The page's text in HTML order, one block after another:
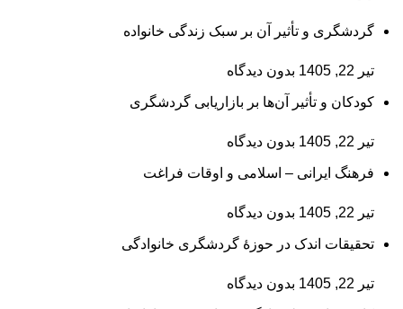
گردشگری و تأثیر آن بر سبک زندگی خانواده
تیر 22, 1405 بدون دیدگاه
کودکان و تأثیر آن‌ها بر بازاریابی گردشگری
تیر 22, 1405 بدون دیدگاه
فرهنگ ایرانی – اسلامی و اوقات فراغت
تیر 22, 1405 بدون دیدگاه
تحقیقات اندک در حوزۀ گردشگری خانوادگی
تیر 22, 1405 بدون دیدگاه